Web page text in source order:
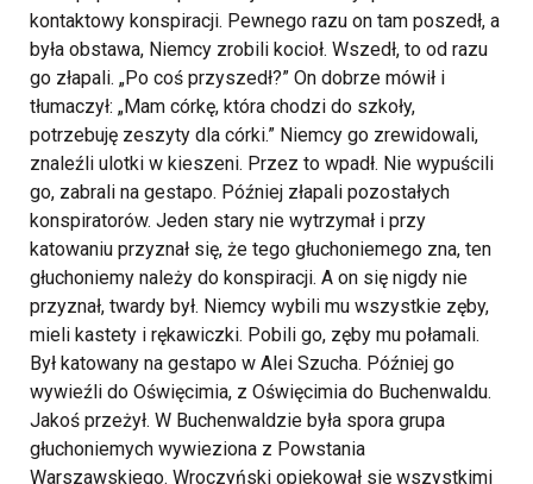
kontaktowy konspiracji. Pewnego razu on tam poszedł, a
była obstawa, Niemcy zrobili kocioł. Wszedł, to od razu
go złapali. „Po coś przyszedł?” On dobrze mówił i
tłumaczył: „Mam córkę, która chodzi do szkoły,
potrzebuję zeszyty dla córki.” Niemcy go zrewidowali,
znaleźli ulotki w kieszeni. Przez to wpadł. Nie wypuścili
go, zabrali na gestapo. Później złapali pozostałych
konspiratorów. Jeden stary nie wytrzymał i przy
katowaniu przyznał się, że tego głuchoniemego zna, ten
głuchoniemy należy do konspiracji. A on się nigdy nie
przyznał, twardy był. Niemcy wybili mu wszystkie zęby,
mieli kastety i rękawiczki. Pobili go, zęby mu połamali.
Był katowany na gestapo w Alei Szucha. Później go
wywieźli do Oświęcimia, z Oświęcimia do Buchenwaldu.
Jakoś przeżył. W Buchenwaldzie była spora grupa
głuchoniemych wywieziona z Powstania
Warszawskiego. Wroczyński opiekował się wszystkimi